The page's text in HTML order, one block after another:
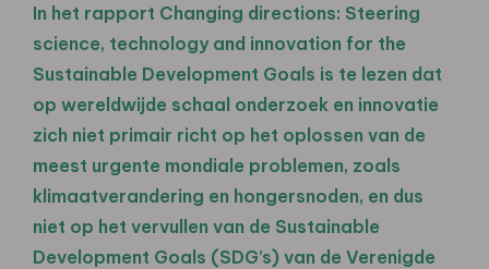
In het rapport Changing directions: Steering
science, technology and innovation for the
Sustainable Development Goals is te lezen dat
op wereldwijde schaal onderzoek en innovatie
zich niet primair richt op het oplossen van de
meest urgente mondiale problemen, zoals
klimaatverandering en hongersnoden, en dus
niet op het vervullen van de Sustainable
Development Goals (SDG’s) van de Verenigde